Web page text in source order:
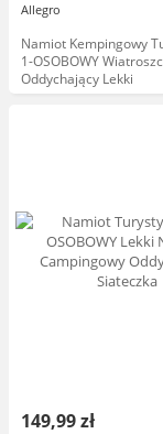
Allegro
Namiot Kempingowy
1-OSOBOWY
Oddychający Lekki
149,99 zł